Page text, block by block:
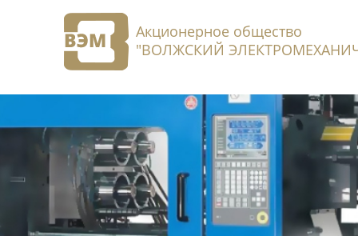
Акционерное общество
"ВОЛЖСКИЙ